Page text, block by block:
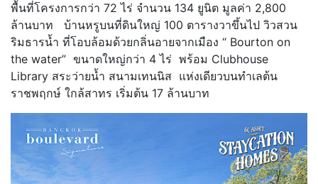
พื้นที่โครงการกว่า 72 ไร่ จำนวน 134 ยูนิต มูลค่า 2,800
ล้านบาท บ้านหรูบนที่ดินใหญ่ 100 ตารางวาขึ้นไป วิวสวน
ริมธารน้ำ ที่โอบล้อมด้วยกลิ่นอายจากเมือง “ Bourton on
the water” ขนาดใหญ่กว่า 4 ไร่ พร้อม Clubhouse
Library สระว่ายน้ำ สนามเทนนิส แห่งเดียวบนทำเลต้น
ราชพฤกษ์ ใกล้สาทร เริ่มต้น 17 ล้านบาท